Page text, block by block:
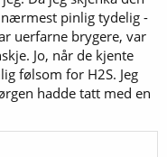
pinlig tydelig -
uerfarne brygere, var
Jo, når de kjente
følsom for H2S. Jeg
hadde tatt med en